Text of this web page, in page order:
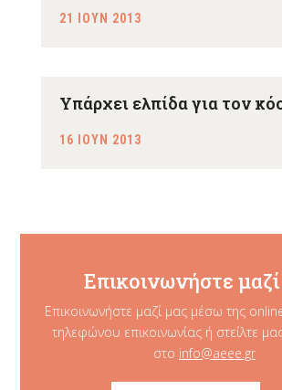
21 ΙΟΥΝ 2013
Υπάρχει ελπίδα για τον
16 ΙΟΥΝ 2013
Επικοινωνήστε
Επικοινωνήστε μαζί μας μέσω της
τηλεφώνου επικοινωνίας ή στείλτε
στο info@aeee.gr